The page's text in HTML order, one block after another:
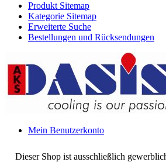
Produkt Sitemap
Kategorie Sitemap
Erweiterte Suche
Bestellungen und Rücksendungen
Dieser Shop ist ausschließlich
Mein Benutzerkonto